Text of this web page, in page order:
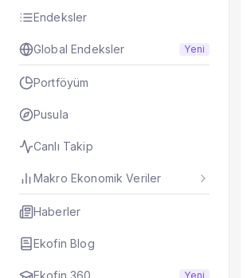
Endeksler
Global Endeksler Yeni
Portföyüm
Pusula
Canlı Takip
Makro Ekonomik Veriler
Haberler
Ekofin Blog
Ekofin 360 Yeni